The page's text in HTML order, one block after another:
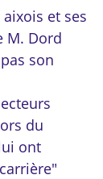
et ses
M. Dord
son
du
ont